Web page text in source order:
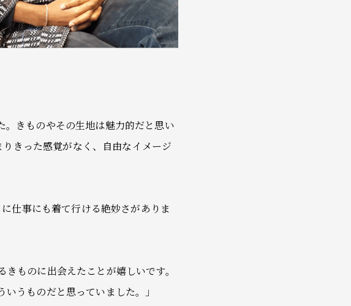
。きものやその生地は魅力的だと思い
きった感覚がなく、自由なイメージ
仕事にも着て行ける絶妙さがありま
ものに出会えたことが嬉しいです。
うものだと思っていました。」